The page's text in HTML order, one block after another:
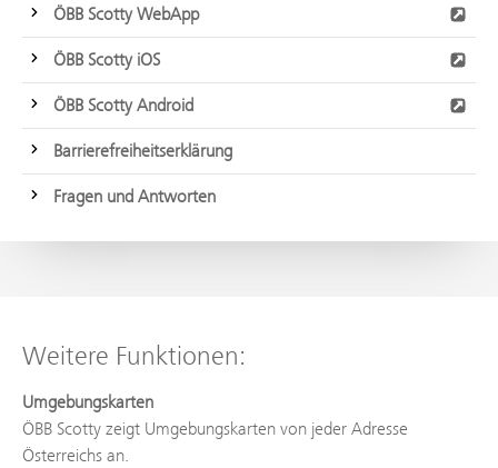
ÖBB Scotty WebApp
ÖBB Scotty iOS
ÖBB Scotty Android
Barrierefreiheitserklärung
Fragen und Antworten
Weitere Funktionen:
Umgebungskarten
ÖBB Scotty zeigt Umgebungskarten von jeder Adresse
Österreichs an.